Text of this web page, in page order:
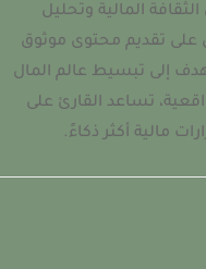
المالية وتحليل
تقديم محتوى موثوق
إلى تبسيط عالم المال
تساعد القارئ على
مالية أكثر ذكاءً.